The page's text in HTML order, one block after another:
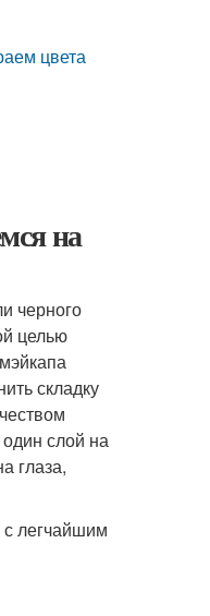
цвета
на
черного
целью
складку
слой на
глаза,
легчайшим